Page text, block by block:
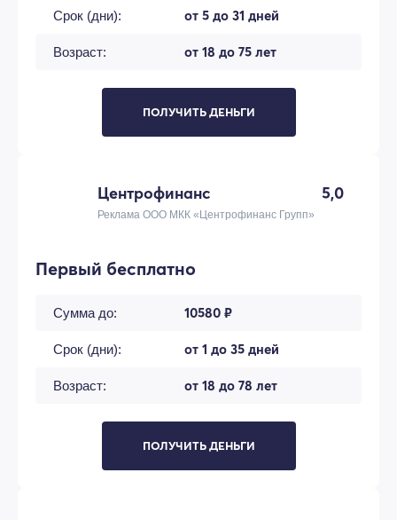
Срок (дни): от 5 до 31 дней
Возраст: от 18 до 75 лет
ПОЛУЧИТЬ ДЕНЬГИ
Центрофинанс 5,0
Реклама ООО МКК «Центрофинанс Групп»
Первый бесплатно
Сумма до: 10580 ₽
Срок (дни): от 1 до 35 дней
Возраст: от 18 до 78 лет
ПОЛУЧИТЬ ДЕНЬГИ